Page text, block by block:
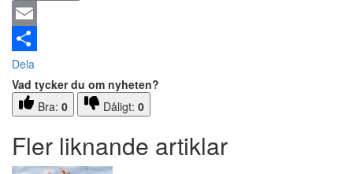
Email
Dela
Vad tycker du om nyheten?
Bra: 0 Dåligt: 0
Fler liknande artiklar